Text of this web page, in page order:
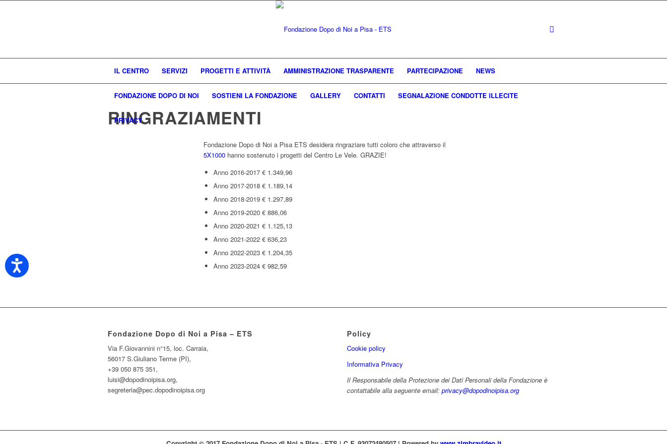
IL CENTRO SERVIZI PROGETTI E ATTIVITÀ AMMINISTRAZIONE TRASPARENTE PARTECIPAZIONE NEWS
FONDAZIONE DOPO DI NOI SOSTIENI LA FONDAZIONE GALLERY CONTATTI SEGNALAZIONE CONDOTTE ILLECITE
PRIVACY
RINGRAZIAMENTI
Fondazione Dopo di Noi a Pisa ETS desidera ringraziare tutti coloro che attraverso il
5X1000hanno sostenuto i progetti del Centro Le Vele. GRAZIE!
Anno 2016-2017 € 1.349,96
Anno 2017-2018 € 1.189,14
Anno 2018-2019 € 1.297,89
Anno 2019-2020 € 886,06
Anno 2020-2021 € 1.125,13
Anno 2021-2022 € 636,23
Anno 2022-2023 € 1.204,35
Anno 2023-2024 € 982,59
Fondazione Dopo di Noi a Pisa – ETS
Via F.Giovannini n°15, loc. Carraia,
56017 S.Giuliano Terme (PI),
+39 050 875 351,
luisi@dopodinoipisa.org,
segreteria@pec.dopodinoipisa.org
Policy
Cookie policy
Informativa Privacy
Il Responsabile della Protezione dei Dati Personali della Fondazione è
contattabile alla seguente email:privacy@dopodinoipisa.org